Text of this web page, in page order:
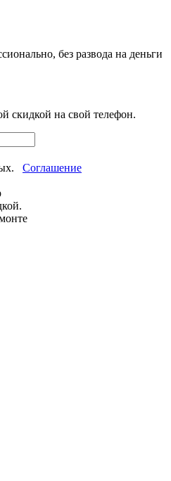
без развода на деньги
скидкой на свой телефон.
Соглашение